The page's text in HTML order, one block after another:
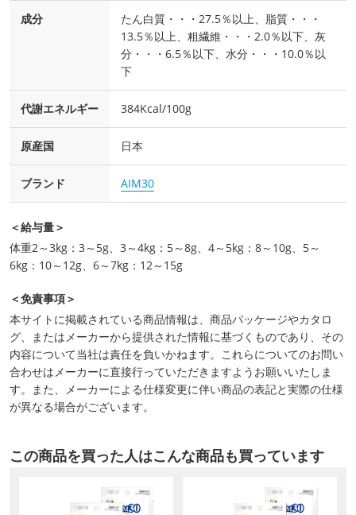
成分
たん白質・・・27.5％以上、脂質・・・
13.5％以上、粗繊維・・・2.0％以下、灰
分・・・6.5％以下、水分・・・10.0％以
下
代謝エネルギー 384Kcal/100g
原産国 日本
ブランド AIM30
＜給与量＞
体重2～3kg：3～5g、3～4kg：5～8g、4～5kg：8～10g、5～
6kg：10～12g、6～7kg：12～15g
＜免責事項＞
本サイトに掲載されている商品情報は、商品パッケージやカタロ
グ、またはメーカーから提供された情報に基づくものであり、その
内容について当社は責任を負いかねます。これらについてのお問い
合わせはメーカーに直接行っていただきますようお願いいたしま
す。また、メーカーによる仕様変更に伴い商品の表記と実際の仕様
が異なる場合がございます。
この商品を買った人はこんな商品も買っています